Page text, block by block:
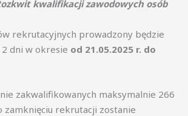
kwalifikacji zawodowych osób
rekrutacyjnych prowadzony będzie
dni w okresie od 21.05.2025 r. do
zakwalifikowanych maksymalnie 266
zamknięciu rekrutacji zostanie